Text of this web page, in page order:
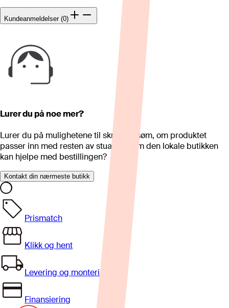
Kundeanmeldelser (0)
Lurer du på noe mer?
Lurer du på mulighetene til skreddersøm, om produktet
passer inn med resten av stua eller om den lokale butikken
kan hjelpe med bestillingen?
Kontakt din nærmeste butikk
Prismatch
Klikk og hent
Levering og montering
Finansiering